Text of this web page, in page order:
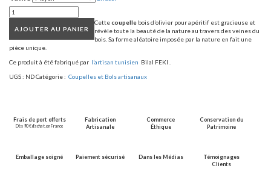
AJOUTER AU PANIER
Cettecoupelle bois d’olivier pour apéritif est gracieuse et
révèle toute la beauté de la nature au travers des veines du
bois. Sa forme aléatoire imposée par la nature en fait une
pièce unique.
Ce produit à été fabriqué par l’artisan tunisien Bilal FEKI .
UGS : NDCatégorie : Coupelles et Bols artisanaux
Frais de port offerts
Dès 90 € d’achat, en France
Fabrication
Artisanale
Commerce
Éthique
Conservation du
Patrimoine
Emballage soigné Paiement sécurisé Dans les Médias
Témoignages
Clients